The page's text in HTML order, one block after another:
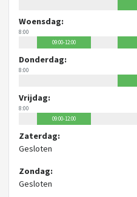
Woensdag:
8:00
09:00-12:00
Donderdag:
8:00
Vrijdag:
8:00
09:00-12:00
Zaterdag:
Gesloten
Zondag:
Gesloten